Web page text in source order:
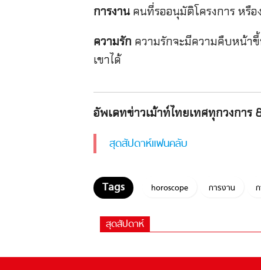
การงาน คนที่รออนุมัติโครงการ หรื
ความรัก ความรักจะมีความคืบหน้า
เขาได้
อัพเดทข่าวเม้าท์ไทยเทศทุกวงการ
สุดสัปดาห์แฟนคลับ
horoscope การงาน
สุดสัปดาห์